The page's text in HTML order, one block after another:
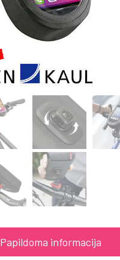
Papildoma informacija